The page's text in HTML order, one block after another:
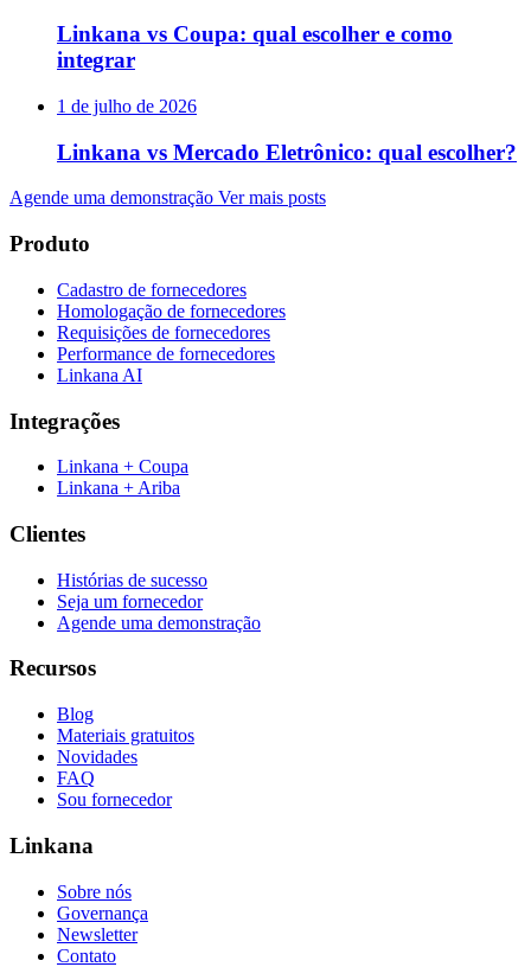
Linkana vs Coupa: qual escolher e como
integrar
1 de julho de 2026
Linkana vs Mercado Eletrônico: qual escolher?
Agende uma demonstração Ver mais posts
Produto
Cadastro de fornecedores
Homologação de fornecedores
Requisições de fornecedores
Performance de fornecedores
Linkana AI
Integrações
Linkana + Coupa
Linkana + Ariba
Clientes
Histórias de sucesso
Seja um fornecedor
Agende uma demonstração
Recursos
Blog
Materiais gratuitos
Novidades
FAQ
Sou fornecedor
Linkana
Sobre nós
Governança
Newsletter
Contato